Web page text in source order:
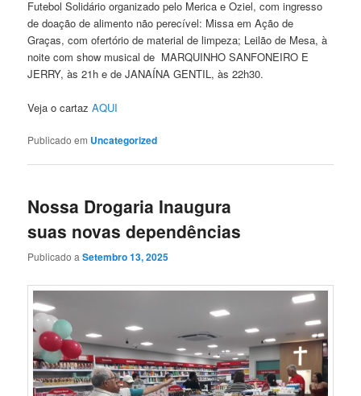
Futebol Solidário organizado pelo Merica e Oziel, com ingresso
de doação de alimento não perecível: Missa em Ação de
Graças, com ofertório de material de limpeza; Leilão de Mesa, à
noite com show musical de MARQUINHO SANFONEIRO E
JERRY, às 21h e de JANAÍNA GENTIL, às 22h30.
Veja o cartazAQUI
Publicado em Uncategorized
Nossa Drogaria Inaugura
suas novas dependências
Publicado aSetembro 13, 2025